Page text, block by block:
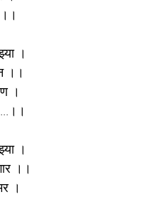
।
।।
।
।
।।
।